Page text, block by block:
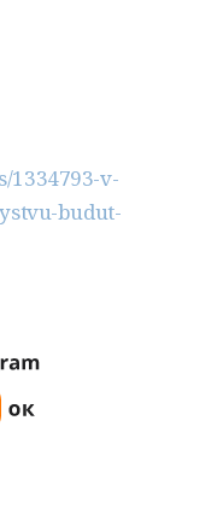
1334793-v-
budut-